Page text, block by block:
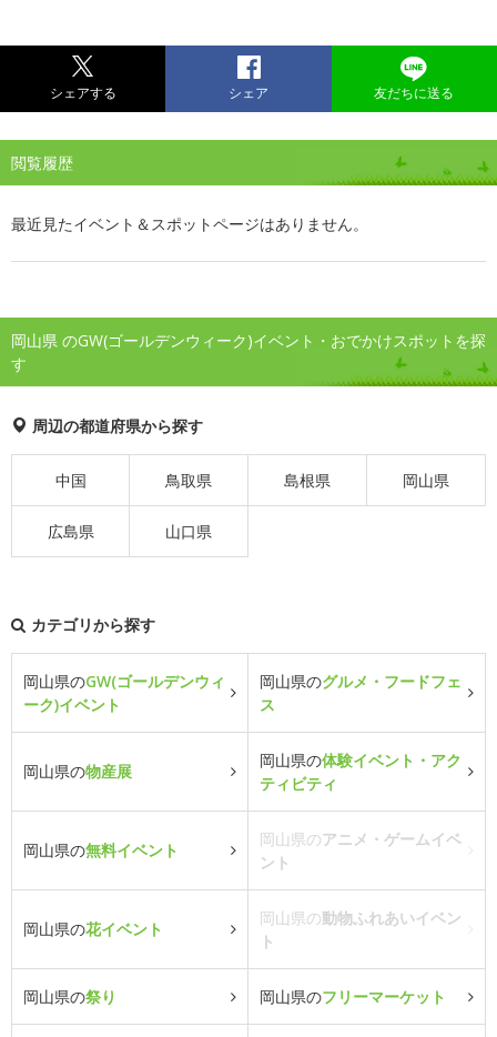
シェアする シェア 友だちに送る
閲覧履歴
最近見たイベント＆スポットページはありません。
岡山県 のGW(ゴールデンウィーク)イベント・おでかけスポットを探
す
周辺の都道府県から探す
中国 鳥取県 島根県 岡山県
広島県 山口県
カテゴリから探す
岡山県のGW(ゴールデンウィ
ーク)イベント
岡山県のグルメ・フードフェ
ス
岡山県の物産展
岡山県の体験イベント・アク
ティビティ
岡山県の無料イベント
岡山県のアニメ・ゲームイベ
ント
岡山県の花イベント
岡山県の動物ふれあいイベン
ト
岡山県の祭り 岡山県のフリーマーケット